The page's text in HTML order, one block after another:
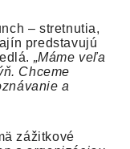
– stretnutia,
predstavujú
„Máme veľa
Chceme
a
zážitkové